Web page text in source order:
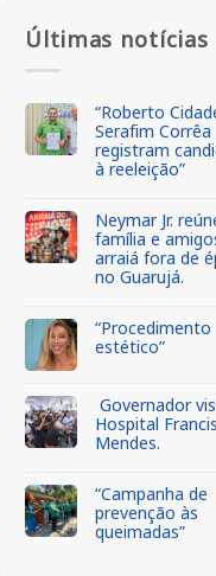
Últimas notícias
“Roberto
Serafim Corrêa
registram
à reeleição”
Neymar Jr.
família e
arraiá fora de
no Guarujá.
“Procedimento
estético”
Governador
Hospital
Mendes.
“Campanha de
prevenção às
queimadas”